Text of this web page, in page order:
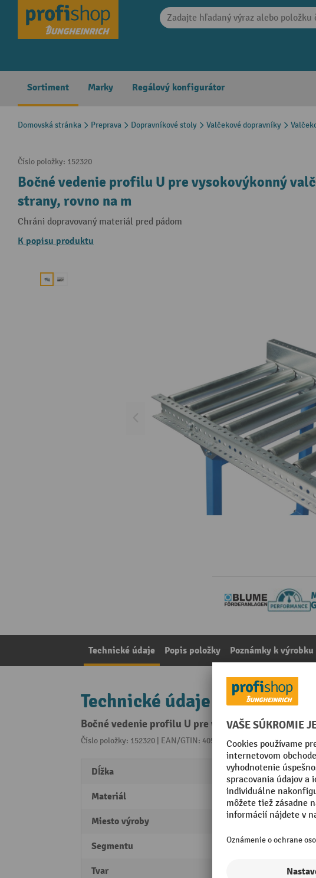
Skip to main navigation
Sortiment Marky Regálový konfigurátor
Domovská stránka Preprava Dopravníkové stoly Valčekové dopravníky
Číslo položky: 152320
Bočné vedenie profilu U pre vysokovýkonný
strany, rovno na m
Chráni dopravovaný materiál pred pádom
K popisu produktu
Technické údaje Popis položky Poznámky k výrobku
Technické údaje
Bočné vedenie profilu U pre vysokovýkonný
Číslo položky: 152320 | EAN/GTIN: 4055091016825Z kategórie:
Dĺžka 1000 mm
Materiál Oceľ
Miesto výroby Made in Germany
Segmentu Performance
Tvar